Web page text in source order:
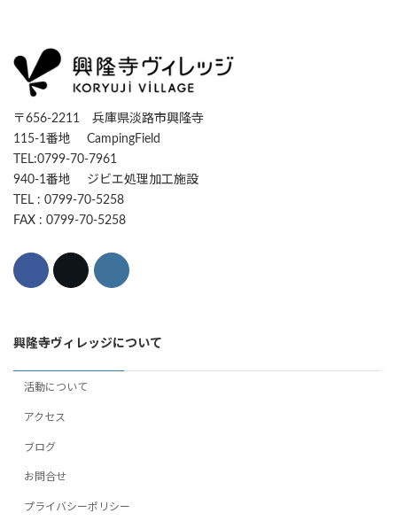
〒656-2211 兵庫県淡路市興隆寺
115-1番地 CampingField
TEL:0799-70-7961
940-1番地 ジビエ処理加工施設
TEL : 0799-70-5258
FAX : 0799-70-5258
興隆寺ヴィレッジについて
活動について
アクセス
ブログ
お問合せ
プライバシーポリシー